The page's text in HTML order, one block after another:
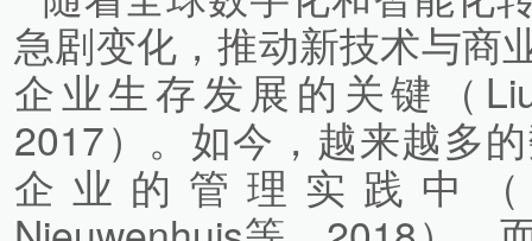
急剧变化，推动新技术与商
企业生存发展的关键（
2017）。如今，越来越多
企业的管理实践中（